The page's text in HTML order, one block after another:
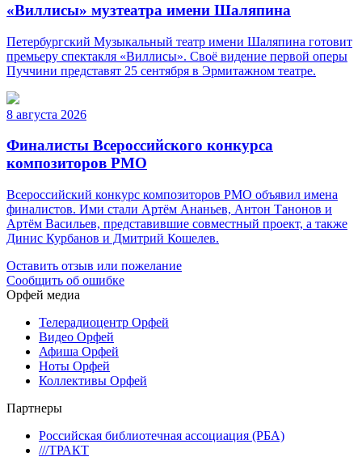
«Виллисы» музтеатра имени Шаляпина
Петербургский Музыкальный театр имени Шаляпина готовит
премьеру спектакля «Виллисы». Своё видение первой оперы
Пуччини представят 25 сентября в Эрмитажном театре.
8 августа 2026
Финалисты Всероссийского конкурса
композиторов РМО
Всероссийский конкурс композиторов РМО объявил имена
финалистов. Ими стали Артём Ананьев, Антон Танонов и
Артём Васильев, представившие совместный проект, а также
Динис Курбанов и Дмитрий Кошелев.
Оставить отзыв или пожелание
Сообщить об ошибке
Орфей медиа
Телерадиоцентр Орфей
Видео Орфей
Афиша Орфей
Ноты Орфей
Коллективы Орфей
Партнеры
Российская библиотечная ассоциация (РБА)
///ТРАКТ